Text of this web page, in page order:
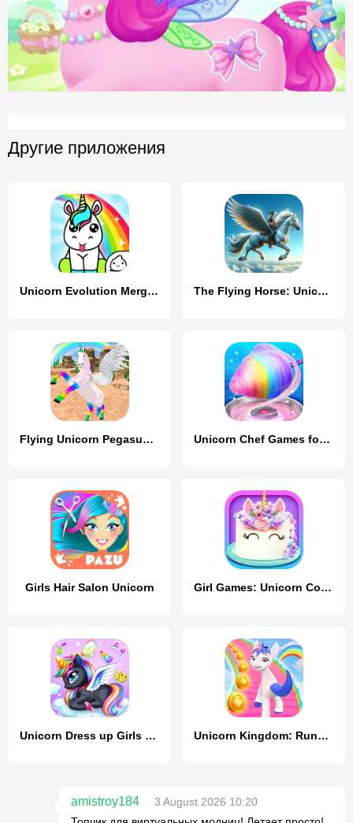
Другие приложения
Unicorn Evolution Merge Kawaii The Flying Horse: Unicorn
Flying Unicorn Pegasus Games Unicorn Chef Games for Teens
Girls Hair Salon Unicorn Girl Games: Unicorn Cooking
Unicorn Dress up Girls Game Unicorn Kingdom: Running Games
amistroy184
3 August 2026 10:20